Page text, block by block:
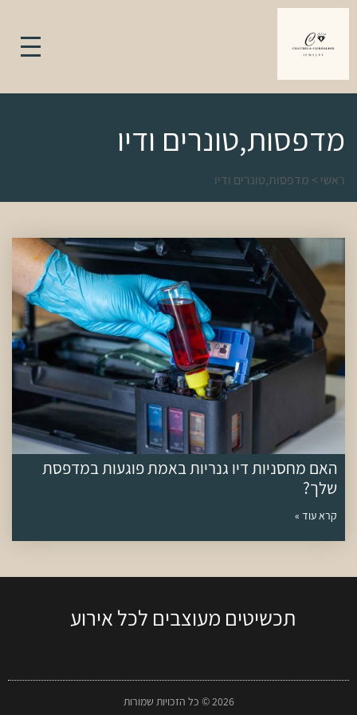
מדפסות,טונרים ודיו
ראשי > מדפסות,טונרים ודיו
האם מחסניות דיו גנריות באמת פוגעות במדפסת
שלך?
קרא עוד »
תכשיטים מעוצבים לכל אירוע
2026 © כל הזכויות שמורות